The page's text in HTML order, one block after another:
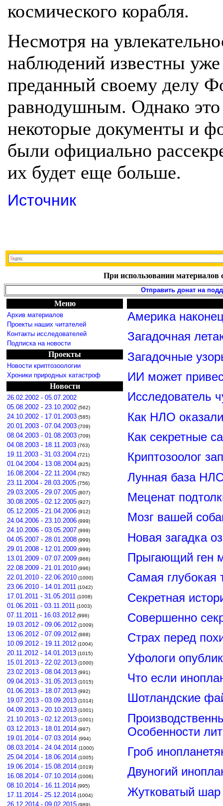
космического корабля.
Несмотря на
наблюдений известны уже
преданный своему делу
равнодушным. Однако это
некоторые документы и
были официально
их будет еще больше.
Источник
При использовании материалов
Отправить донат на
Меню
Архив материалов
Проекты наших читателей
Контакты исследователей
Подписка на новости
Проекты
Новости криптозоологии
Хроники природных катастроф
Новости
26.02.2002 - 05.07.2002
05.08.2002 - 23.10.2002 (562)
24.10.2002 - 17.01.2003 (585)
20.01.2003 - 07.04.2003 (709)
08.04.2003 - 01.08.2003 (709)
04.08.2003 - 18.11.2003 (763)
19.11.2003 - 31.03.2004 (721)
01.04.2004 - 13.08.2004 (825)
16.08.2004 - 22.11.2004 (782)
23.11.2004 - 28.03.2005 (756)
29.03.2005 - 29.07.2005 (807)
30.08.2005 - 02.12.2005 (927)
05.12.2005 - 21.04.2006 (912)
24.04.2006 - 23.10.2006 (999)
24.10.2006 - 03.05.2007 (999)
04.05.2007 - 28.01.2008 (999)
29.01.2008 - 12.01.2009 (999)
13.01.2009 - 07.07.2009 (966)
22.08.2009 - 21.01.2010 (996)
22.01.2010 - 22.06.2010 (1000)
23.06.2010 - 14.01.2011 (1042)
17.01.2011 - 31.05.2011 (1008)
01.06.2011 - 03.11.2011 (1003)
07.11.2011 - 16.03.2012 (996)
19.03.2012 - 09.06.2012 (1009)
13.06.2012 - 07.09.2012 (988)
10.09.2012 - 19.11.2012 (1004)
20.11.2012 - 14.01.2013 (1015)
15.01.2013 - 22.02.2013 (1000)
23.02.2013 - 08.04.2013 (991)
09.04.2013 - 31.05.2013 (1015)
01.06.2013 - 18.07.2013 (992)
19.07.2013 - 03.09.2013 (1014)
04.09.2013 - 20.10.2013 (1001)
21.10.2013 - 02.12.2013 (1001)
03.12.2013 - 18.01.2014 (997)
19.01.2014 - 07.03.2014 (994)
08.03.2014 - 24.04.2014 (1000)
25.04.2014 - 18.06.2014 (1005)
19.06.2014 - 15.08.2014 (1019)
16.08.2014 - 07.10.2014 (1006)
08.10.2014 - 16.11.2014 (995)
17.11.2014 - 25.12.2014 (1004)
26.12.2014 - 09.02.2015 (989)
Америка
Загадочная
Загадочные
ИИ может
Исследователь
Как НЛО
Как секретные
Криптозоолог
Лунная база
Меценат
Мозг вашей
Новая загадка
Прыгающий ген
Самая глубокая
Секретная
Совершенно
Страх перед
Уфологи
Что если
Шотландские
Особенности
Гроб
Двуногий
Жутковатый шар